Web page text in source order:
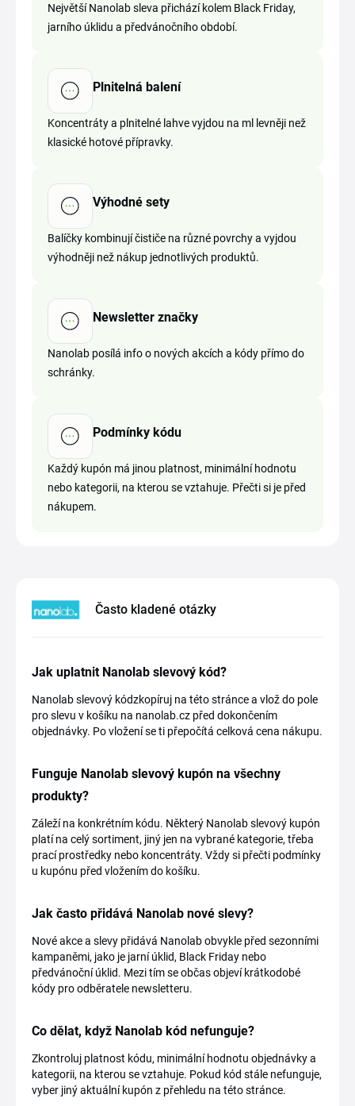
Největší Nanolab sleva přichází kolem Black Friday,
jarního úklidu a předvánočního období.
Plnitelná balení
Koncentráty a plnitelné lahve vyjdou na ml levněji než
klasické hotové přípravky.
Výhodné sety
Balíčky kombinují čističe na různé povrchy a vyjdou
výhodněji než nákup jednotlivých produktů.
Newsletter značky
Nanolab posílá info o nových akcích a kódy přímo do
schránky.
Podmínky kódu
Každý kupón má jinou platnost, minimální hodnotu
nebo kategorii, na kterou se vztahuje. Přečti si je před
nákupem.
Často kladené otázky
Jak uplatnit Nanolab slevový kód?
Nanolab slevový kódzkopíruj na této stránce a vlož do pole
pro slevu v košíku na nanolab.cz před dokončením
objednávky. Po vložení se ti přepočítá celková cena nákupu.
Funguje Nanolab slevový kupón na všechny
produkty?
Záleží na konkrétním kódu. Některý Nanolab slevový kupón
platí na celý sortiment, jiný jen na vybrané kategorie, třeba
prací prostředky nebo koncentráty. Vždy si přečti podmínky
u kupónu před vložením do košíku.
Jak často přidává Nanolab nové slevy?
Nové akce a slevy přidává Nanolab obvykle před sezonními
kampaněmi, jako je jarní úklid, Black Friday nebo
předvánoční úklid. Mezi tím se občas objeví krátkodobé
kódy pro odběratele newsletteru.
Co dělat, když Nanolab kód nefunguje?
Zkontroluj platnost kódu, minimální hodnotu objednávky a
kategorii, na kterou se vztahuje. Pokud kód stále nefunguje,
vyber jiný aktuální kupón z přehledu na této stránce.